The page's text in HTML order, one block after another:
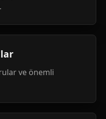
ve önemli